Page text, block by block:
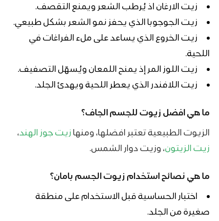
زيت الارغان اذ يُرطب الشعر ويمنع التقصف.
زيت الجوجوبا الذي يحفز نمو الشعر بشكل طبيعي.
زيت الخروع الذي يساعد على ملء الفراغات في
اللحية.
زيت اللوز المر إذ يمنح اللمعان ويُسهّل التصفيف.
زيت اللافندر الذي يعطر اللحية ويهدئ الجلد.
ما هي افضل زيوت للجسم الجاف؟
الزيوت الطبيعية تعتبر افضلها، ومنها زيت جوز الهند،
زيت الزيتون، وزيت دوار الشمس.
ما هي نصائح استخدام زيوت الجسم بامان؟
اختبار الحساسية قبل الاستخدام على منطقة
صغيرة من الجلد.